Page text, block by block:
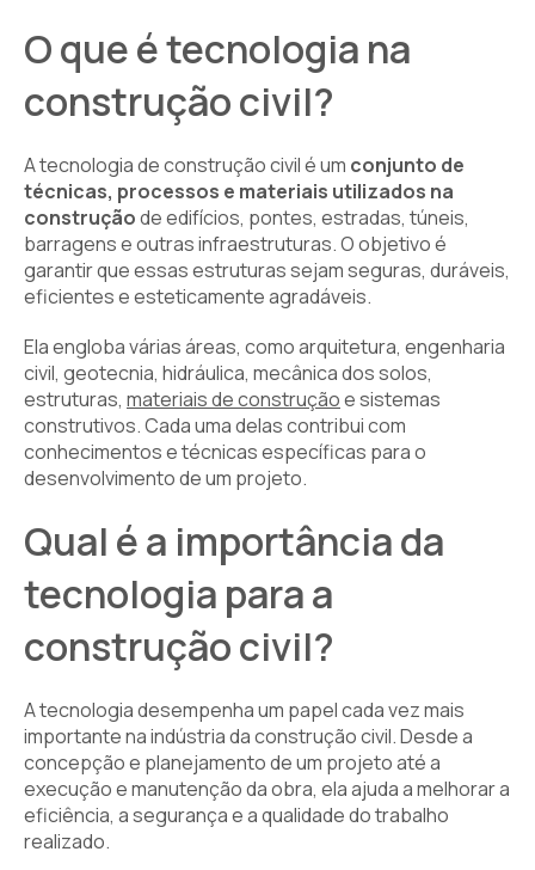
O que é tecnologia na
construção civil?
A tecnologia de construção civil é um conjunto de
técnicas, processos e materiais utilizados na
construçãode edifícios, pontes, estradas, túneis,
barragens e outras infraestruturas. O objetivo é
garantir que essas estruturas sejam seguras, duráveis,
eficientes e esteticamente agradáveis.
Ela engloba várias áreas, como arquitetura, engenharia
civil, geotecnia, hidráulica, mecânica dos solos,
estruturas, materiais de construçãoe sistemas
construtivos. Cada uma delas contribui com
conhecimentos e técnicas específicas para o
desenvolvimento de um projeto.
Qual é a importância da
tecnologia para a
construção civil?
A tecnologia desempenha um papel cada vez mais
importante na indústria da construção civil. Desde a
concepção e planejamento de um projeto até a
execução e manutenção da obra, ela ajuda a melhorar a
eficiência, a segurança e a qualidade do trabalho
realizado.